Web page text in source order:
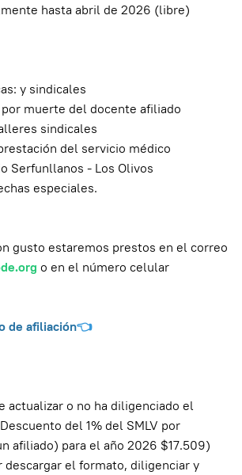
hasta abril de 2026 (libre)
y sindicales
muerte del docente afiliado
sindicales
del servicio médico
Serfunllanos - Los Olivos
especiales.
gusto estaremos prestos en el correo
o en el número celular
de afiliación👈
actualizar o no ha diligenciado el
del 1% del SMLV por
afiliado) para el año 2026 $17.509)
el formato, diligenciar y